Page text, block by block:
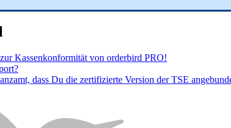
Kassenkonformität von orderbird PRO!
dass Du die zertifizierte Version der TSE